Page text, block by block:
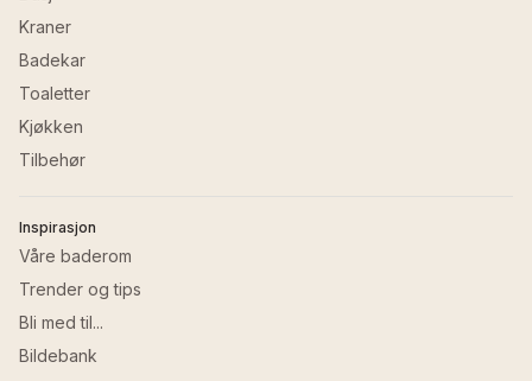
Kraner
Badekar
Toaletter
Kjøkken
Tilbehør
Inspirasjon
Våre baderom
Trender og tips
Bli med til...
Bildebank